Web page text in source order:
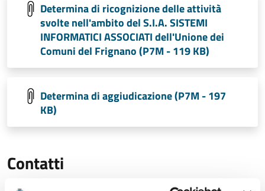
Determina di ricognizione delle attività
svolte nell'ambito del S.I.A. SISTEMI
INFORMATICI ASSOCIATI dell'Unione dei
Comuni del Frignano (P7M - 119 KB)
Determina di aggiudicazione (P7M - 197
KB)
Contatti